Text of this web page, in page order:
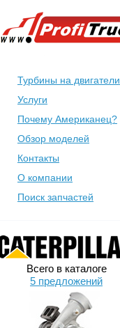
Турбины на двигатели
Услуги
Почему Американец?
Обзор моделей
Контакты
О компании
Поиск запчастей
Всего в каталоге
5 предложений